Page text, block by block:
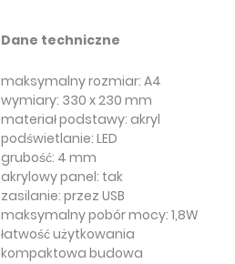
Dane techniczne
maksymalny rozmiar: A4
wymiary: 330 x 230 mm
materiał podstawy: akryl
podświetlanie: LED
grubość: 4 mm
akrylowy panel: tak
zasilanie: przez USB
maksymalny pobór mocy: 1,8W
łatwość użytkowania
kompaktowa budowa